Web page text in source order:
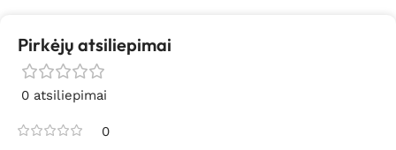
Pirkėjų atsiliepimai
0 atsiliepimai
0